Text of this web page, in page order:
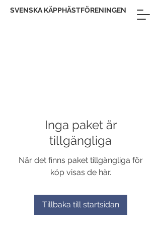
SVENSKA KÄPPHÄSTFÖRENINGEN
Inga paket är
tillgängliga
När det finns paket tillgängliga för
köp visas de här.
Tillbaka till startsidan